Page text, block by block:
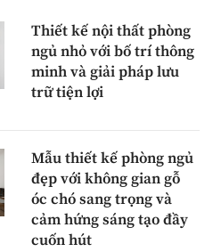
Thiết kế nội thất phòng
ngủ nhỏ với bố trí thông
minh và giải pháp lưu
trữ tiện lợi
Mẫu thiết kế phòng ngủ
đẹp với không gian gỗ
óc chó sang trọng và
cảm hứng sáng tạo đầy
cuốn hút